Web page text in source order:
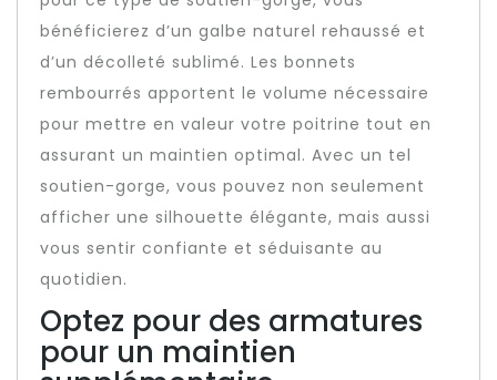
bénéficierez d’un galbe naturel rehaussé et
d’un décolleté sublimé. Les bonnets
rembourrés apportent le volume nécessaire
pour mettre en valeur votre poitrine tout en
assurant un maintien optimal. Avec un tel
soutien-gorge, vous pouvez non seulement
afficher une silhouette élégante, mais aussi
vous sentir confiante et séduisante au
quotidien.
Optez pour des armatures
pour un maintien